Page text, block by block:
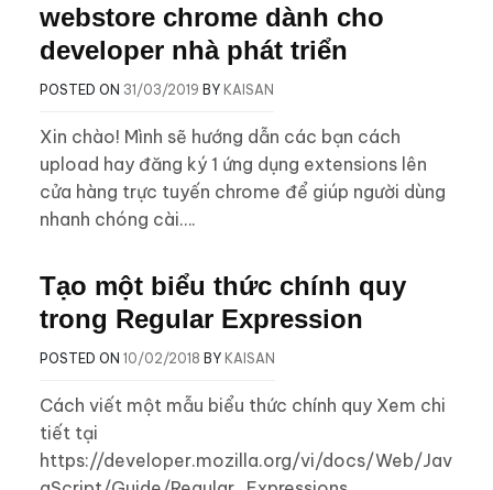
webstore chrome dành cho
developer nhà phát triển
POSTED ON 31/03/2019 BY KAISAN
Xin chào! Mình sẽ hướng dẫn các bạn cách
upload hay đăng ký 1 ứng dụng extensions lên
cửa hàng trực tuyến chrome để giúp người dùng
nhanh chóng cài….
Tạo một biểu thức chính quy
trong Regular Expression
POSTED ON 10/02/2018 BY KAISAN
Cách viết một mẫu biểu thức chính quy Xem chi
tiết tại
https://developer.mozilla.org/vi/docs/Web/Jav